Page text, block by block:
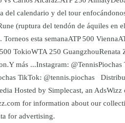
del calendario y del tour
(ruptura del tendón de áquiles en
Torneos esta semanaATP 500
TokioWTA 250 GuangzhouRenata
más ...Instagram: @TennisPiochas
TikTok: @tennis.piochas
Hosted by Simplecast, an AdsWizz
for information about our
for advertising.